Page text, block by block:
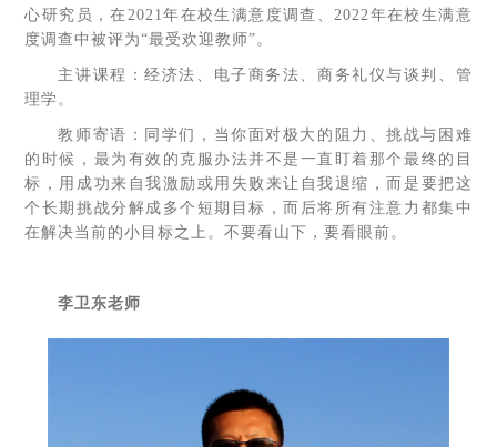
心研究员，在2021年在校生满意度调查、2022年在校生满意
度调查中被评为“最受欢迎教师”。
主讲课程：经济法、电子商务法、商务礼仪与谈判、管
理学。
教师寄语：同学们，当你面对极大的阻力、挑战与困难
的时候，最为有效的克服办法并不是一直盯着那个最终的目
标，用成功来自我激励或用失败来让自我退缩，而是要把这
个长期挑战分解成多个短期目标，而后将所有注意力都集中
在解决当前的小目标之上。不要看山下，要看眼前。
李卫东老师